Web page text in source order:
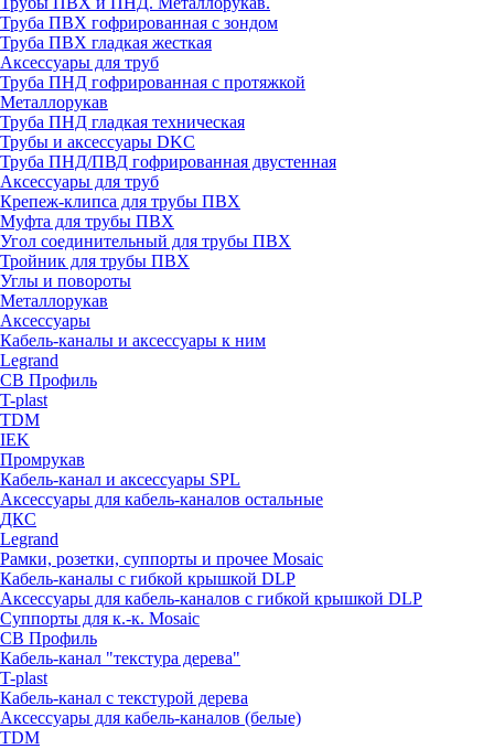
Труба ПВХ гофрированная с зондом
Труба ПВХ гладкая жесткая
Аксессуары для труб
Труба ПНД гофрированная с протяжкой
Металлорукав
Труба ПНД гладкая техническая
Трубы и аксессуары DKC
Труба ПНД/ПВД гофрированная двустенная
Аксессуары для труб
Крепеж-клипса для трубы ПВХ
Муфта для трубы ПВХ
Угол соединительный для трубы ПВХ
Тройник для трубы ПВХ
Углы и повороты
Металлорукав
Аксессуары
Кабель-каналы и аксессуары к ним
Legrand
СВ Профиль
T-plast
TDM
IEK
Промрукав
Кабель-канал и аксессуары SPL
Аксессуары для кабель-каналов остальные
ДКС
Legrand
Рамки, розетки, суппорты и прочее Mosaic
Кабель-каналы с гибкой крышкой DLP
Аксессуары для кабель-каналов с гибкой крышкой DLP
Суппорты для к.-к. Mosaic
СВ Профиль
Кабель-канал "текстура дерева"
T-plast
Кабель-канал с текстурой дерева
Аксессуары для кабель-каналов (белые)
TDM